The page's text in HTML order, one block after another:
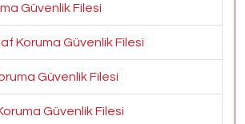
Güvenlik Filesi
Koruma Güvenlik Filesi
Güvenlik Filesi
Güvenlik Filesi